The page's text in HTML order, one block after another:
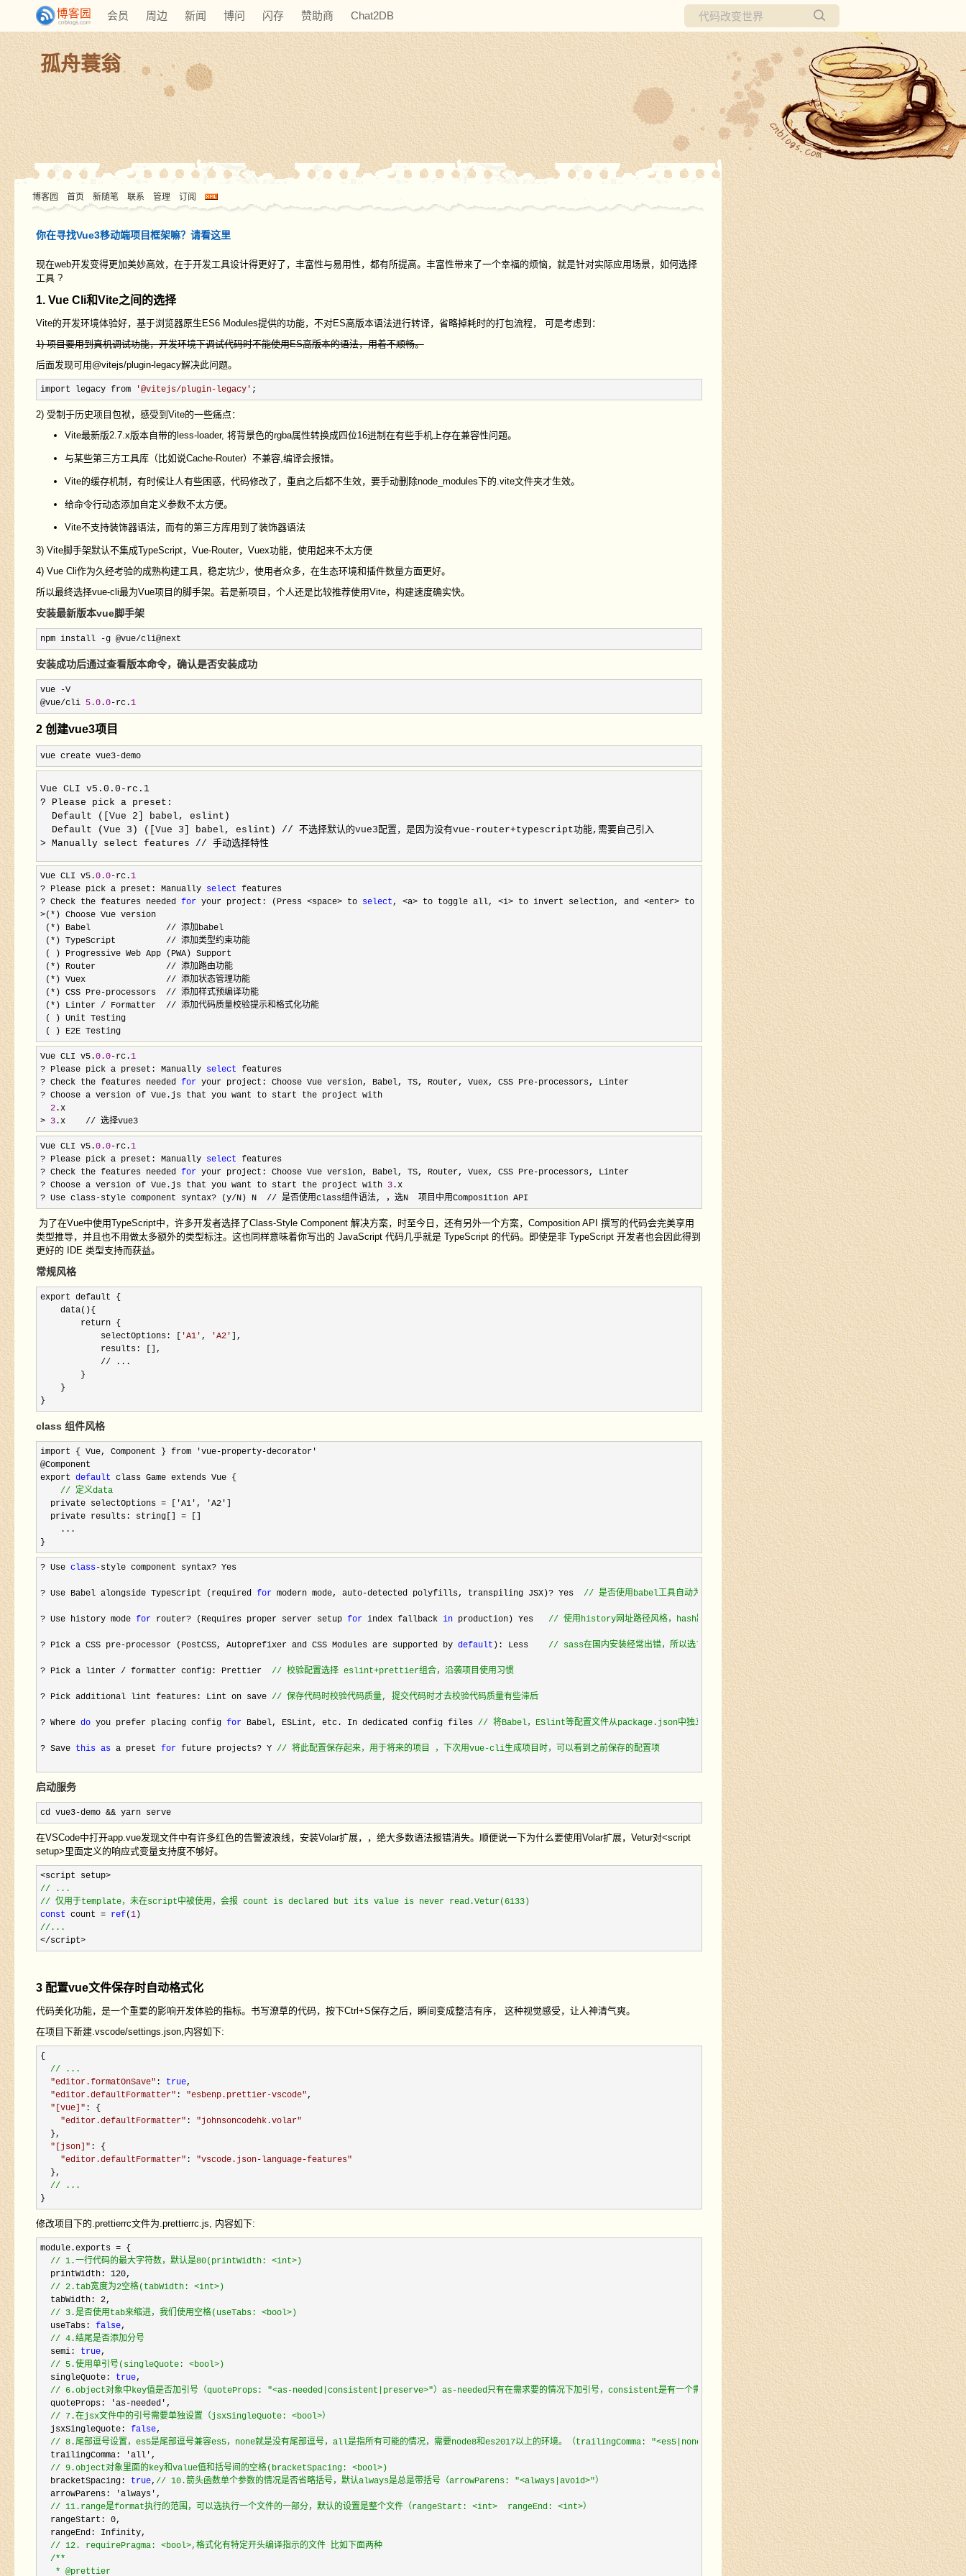
会员 周边 新闻 博问 闪存 赞助商 Chat2DB
所有博客
当前博客
孤舟蓑翁
博客园 首页 新随笔 联系 管理 订阅
你在寻找Vue3移动端项目框架嘛？请看这里
现在web开发变得更加美妙高效，在于开发工具设计得更好了，丰富性与易用性，都有所提高。丰富性带来了一个幸福的烦恼，就是针对实际应用场景，如何选择
工具 ?
1. Vue Cli和Vite之间的选择
Vite的开发环境体验好，基于浏览器原生ES6 Modules提供的功能，不对ES高版本语法进行转译，省略掉耗时的打包流程， 可是考虑到：
1) 项目要用到真机调试功能，开发环境下调试代码时不能使用ES高版本的语法，用着不顺畅。
后面发现可用@vitejs/plugin-legacy解决此问题。
import legacy from '@vitejs/plugin-legacy' ;
2) 受制于历史项目包袱，感受到Vite的一些痛点：
Vite最新版2.7.x版本自带的less-loader, 将背景色的rgba属性转换成四位16进制在有些手机上存在兼容性问题。
与某些第三方工具库（比如说Cache-Router）不兼容,编译会报错。
Vite的缓存机制，有时候让人有些困惑，代码修改了，重启之后都不生效，要手动删除node_modules下的.vite文件夹才生效。
给命令行动态添加自定义参数不太方便。
Vite不支持装饰器语法，而有的第三方库用到了装饰器语法
3) Vite脚手架默认不集成TypeScript，Vue-Router，Vuex功能，使用起来不太方便
4) Vue Cli作为久经考验的成熟构建工具，稳定坑少，使用者众多，在生态环境和插件数量方面更好。
所以最终选择vue-cli最为Vue项目的脚手架。若是新项目，个人还是比较推荐使用Vite，构建速度确实快。
安装最新版本vue脚手架
npm install -g @vue/cli@next
安装成功后通过查看版本命令，确认是否安装成功
vue -V
@vue/cli 5.0.0-rc.1
2 创建vue3项目
vue create vue3-demo
Vue CLI v5.0.0-rc.1
? Please pick a preset:
Default ([Vue 2] babel, eslint)
Default (Vue 3) ([Vue 3] babel, eslint) // 不选择默认的vue3配置，是因为没有vue-router+typescript功能,需要自己引入
> Manually select features // 手动选择特性
Vue CLI v5.0.0-rc.1
? Please pick a preset: Manually select
features
? Check the features needed for your project: (Press <space> to select, <a> to toggle all, <i> to invert selection, and <enter>
>(* ) Choose Vue version
( * ) Babel               // 添加babel
( * ) TypeScript          // 添加类型约束功能
( ) Progressive Web App (PWA) Support
( * ) Router              // 添加路由功能
( * ) Vuex                // 添加状态管理功能
( *) CSS Pre-processors  // 添加样式预编译功能
( *) Linter / Formatter  // 添加代码质量校验提示和格式化功能
( ) Unit Testing
( ) E2E Testing
Vue CLI v5.0.0-rc.1
? Please pick a preset: Manually select
features
? Check the features needed for your project: Choose Vue version, Babel, TS, Router, Vuex, CSS Pre-
processors, Linter
? Choose a version of Vue.js that you want to start the project with
2
.x
> 3.x    // 选择vue3
Vue CLI v5.0.0-rc.1
? Please pick a preset: Manually select
features
? Check the features needed for your project: Choose Vue version, Babel, TS, Router, Vuex, CSS Pre-
processors, Linter
? Choose a version of Vue.js that you want to start the project with 3
.x
? Use class-style component syntax? (y/N) N  // 是否使用class组件语法, ，选N  项目中用Composition API
为了在Vue中使用TypeScript中，许多开发者选择了Class-Style Component 解决方案，时至今日，还有另外一个方案，Composition API 撰写的代码会完美享用
类型推导，并且也不用做太多额外的类型标注。这也同样意味着你写出的 JavaScript 代码几乎就是 TypeScript 的代码。即使是非 TypeScript 开发者也会因此得到
更好的 IDE 类型支持而获益。
常规风格
export default {
    data(){
        return {
            selectOptions: [
'A1' , 'A2'
],
            results: [],
            // ...
        }
    }
}
class 组件风格
import { Vue, Component } from 'vue-property-decorator'
@Component
export default class Game extends Vue {
// 定义data
  private selectOptions = ['A1', 'A2'
  private results: string[]
= []
    ...
}
? Use class-style component syntax? Yes
? Use Babel alongside TypeScript (required for modern mode, auto-detected polyfills, transpiling JSX)? Yes // 是否使用babel工具自动为转换后的 TypeScript 代码注入 polyfiills，此处选择 Y
? Use history mode for router? (Requires proper server setup for index fallback in production) Yes // 使用history网址路径风格，hash路径有点丑陋
? Pick a CSS pre-processor (PostCSS, Autoprefixer and CSS Modules are supported by default ): Less // sass在国内安装经常出错，所以选less
? Pick a linter / formatter config: Prettier // 校验配置选择 eslint+prettier组合，沿袭项目使用习惯
? Pick additional lint features: Lint on save // 保存代码时校验代码质量, 提交代码时才去校验代码质量有些滞后
? Where do you prefer placing config for Babel, ESLint, etc. In dedicated config files // 将Babel，ESlint等配置文件从package.json中独立出来，因为json文件不能写注释
? Save this as a preset for future projects? Y // 将此配置保存起来，用于将来的项目 ，下次用vue-cli生成项目时，可以看到之前保存的配置项
启动服务
cd vue3-demo && yarn serve
在VSCode中打开app.vue发现文件中有许多红色的告警波浪线，安装Volar扩展，，绝大多数语法报错消失。顺便说一下为什么要使用Volar扩展，Vetur对<script
setup>里面定义的响应式变量支持度不够好。
<script setup>
//
// 仅用于template，未在script中被使用，会报 count is declared but its value is never read.Vetur(6133)
const count = ref(1
// ...
</script>
3 配置vue文件保存时自动格式化
代码美化功能，是一个重要的影响开发体验的指标。书写潦草的代码，按下Ctrl+S保存之后，瞬间变成整洁有序， 这种视觉感受，让人神清气爽。
在项目下新建.vscode/settings.json,内容如下:
{
// ...
"editor.formatOnSave" : true,
"editor.defaultFormatter" : "esbenp.prettier-vscode",
" [vue] " : {
"editor.defaultFormatter" : "johnsoncodehk.volar"
  },
" [json] " : {
"editor.defaultFormatter" : "vscode.json-language-features"
  },
// ...
}
修改项目下的.prettierrc文件为.prettierrc.js, 内容如下:
module.exports = {
// 1.一行代码的最大字符数，默认是80(printWidth: <int>)
  printWidth: 120
,
// 2.tab宽度为2空格(tabWidth: <int>)
  tabWidth: 2
,
// 3.是否使用tab来缩进，我们使用空格(useTabs: <bool>)
  useTabs:
false,
// 4.结尾是否添加分号
  semi:
true,
// 5.使用单引号(singleQuote: <bool>)
  singleQuote:
true,
// 6.object对象中key值是否加引号（quoteProps: "<as-needed|consistent|preserve>"）as-needed只有在需求要的情况下加引号，consistent是有一个需要引号就统一加，preserve是保留用户输入的引号
  quoteProps: 'as-needed'
,
// 7.在jsx文件中的引号需要单独设置（jsxSingleQuote: <bool>）
  jsxSingleQuote:
false,
// 8.尾部逗号设置，es5是尾部逗号兼容es5，none就是没有尾部逗号，all是指所有可能的情况，需要node8和es2017以上的环境。（trailingComma: "<es5|none|all>"）
  trailingComma: 'all'
,
// 9.object对象里面的key和value值和括号间的空格(bracketSpacing: <bool>)
  bracketSpacing:
true, // 10.箭头函数单个参数的情况是否省略括号，默认always是总是带括号（arrowParens: "<always|avoid>"）
  arrowParens: 'always'
,
// 11.range是format执行的范围，可以选执行一个文件的一部分，默认的设置是整个文件（rangeStart: <int>  rangeEnd: <int>）
  rangeStart: 0
,
  rangeEnd: Infinity,
// 12. requirePragma: <bool>,格式化有特定开头编译指示的文件 比如下面两种
/**
   * @prettier